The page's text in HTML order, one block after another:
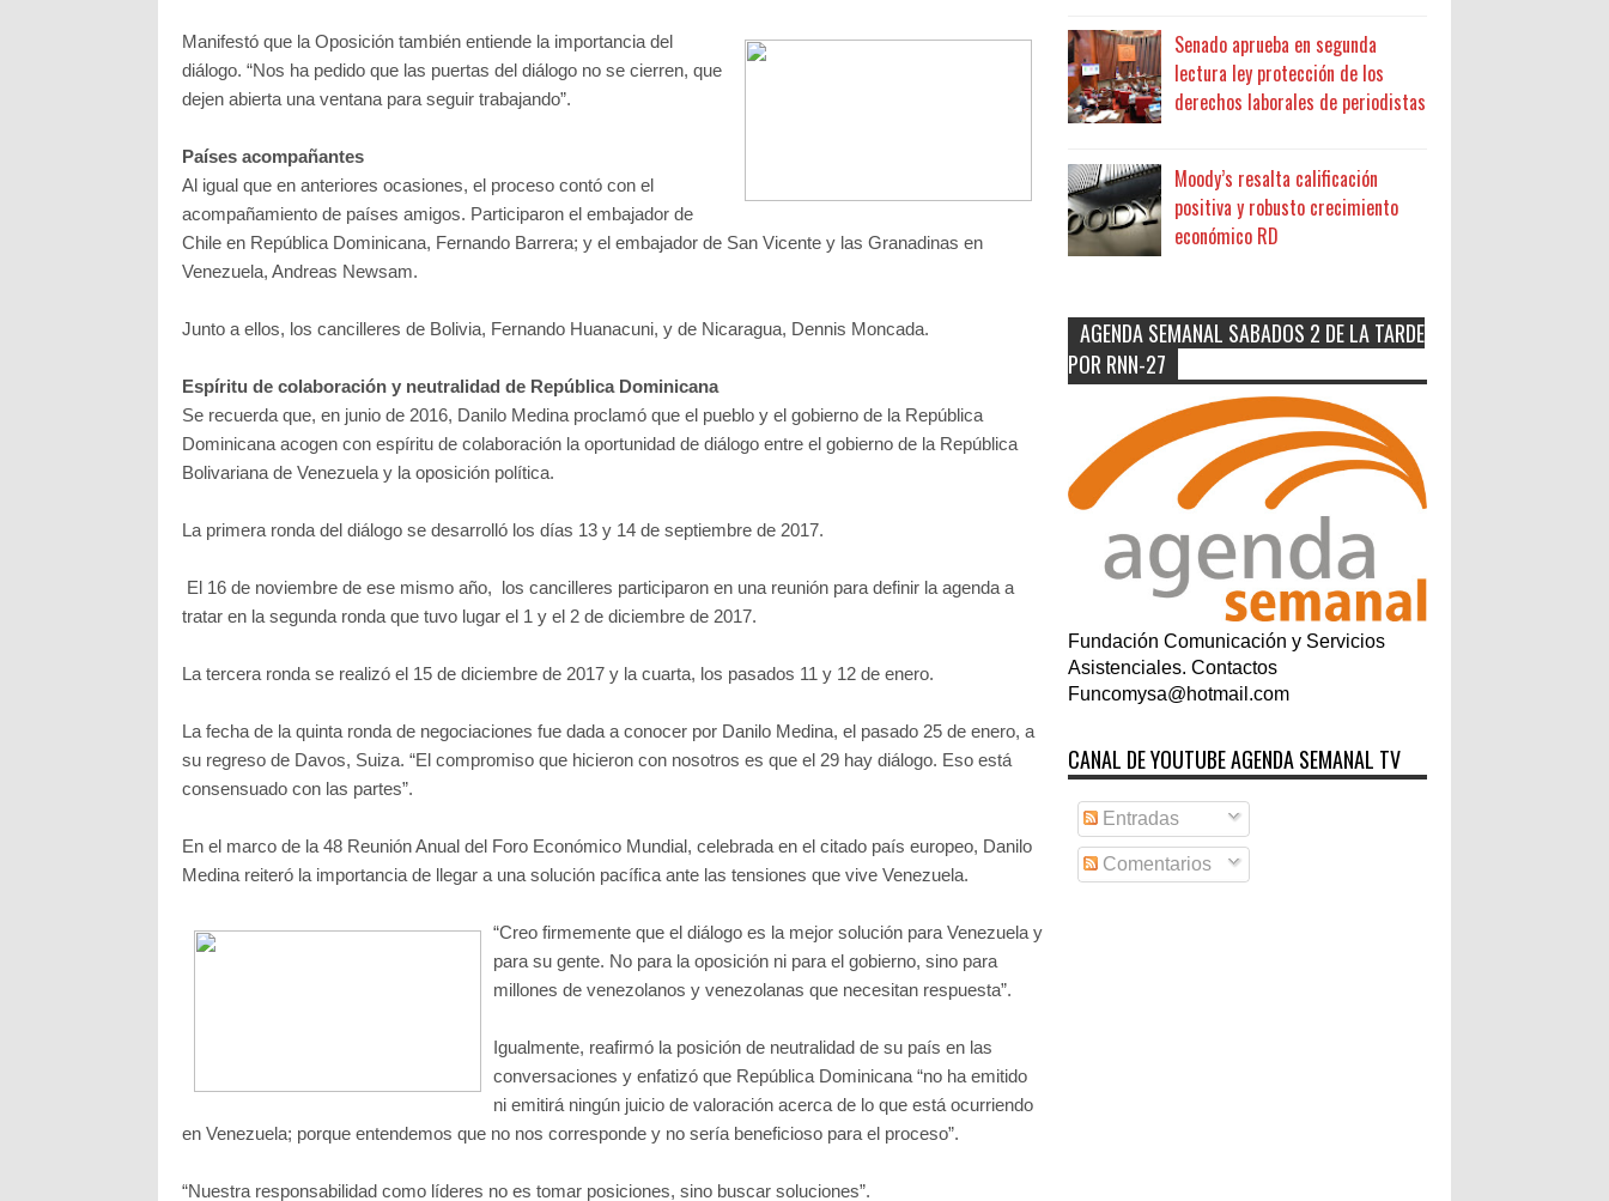
Manifestó que la Oposición también entiende la importancia del
diálogo. “Nos ha pedido que las puertas del diálogo no se cierren, que
dejen abierta una ventana para seguir trabajando”.
Países acompañantes
Al igual que en anteriores ocasiones, el proceso contó con el
acompañamiento de países amigos. Participaron el embajador de
Chile en República Dominicana, Fernando Barrera; y el embajador de San Vicente y las Granadinas en
Venezuela, Andreas Newsam.
Junto a ellos, los cancilleres de Bolivia, Fernando Huanacuni, y de Nicaragua, Dennis Moncada.
Espíritu de colaboración y neutralidad de República Dominicana
Se recuerda que, en junio de 2016, Danilo Medina proclamó que el pueblo y el gobierno de la República
Dominicana acogen con espíritu de colaboración la oportunidad de diálogo entre el gobierno de la República
Bolivariana de Venezuela y la oposición política.
La primera ronda del diálogo se desarrolló los días 13 y 14 de septiembre de 2017.
El 16 de noviembre de ese mismo año, los cancilleres participaron en una reunión para definir la agenda a
tratar en la segunda ronda que tuvo lugar el 1 y el 2 de diciembre de 2017.
La tercera ronda se realizó el 15 de diciembre de 2017 y la cuarta, los pasados 11 y 12 de enero.
La fecha de la quinta ronda de negociaciones fue dada a conocer por Danilo Medina, el pasado 25 de enero, a
su regreso de Davos, Suiza. “El compromiso que hicieron con nosotros es que el 29 hay diálogo. Eso está
consensuado con las partes”.
En el marco de la 48 Reunión Anual del Foro Económico Mundial, celebrada en el citado país europeo, Danilo
Medina reiteró la importancia de llegar a una solución pacífica ante las tensiones que vive Venezuela.
“Creo firmemente que el diálogo es la mejor solución para Venezuela y
para su gente. No para la oposición ni para el gobierno, sino para
millones de venezolanos y venezolanas que necesitan respuesta”.
Igualmente, reafirmó la posición de neutralidad de su país en las
conversaciones y enfatizó que República Dominicana “no ha emitido
ni emitirá ningún juicio de valoración acerca de lo que está ocurriendo
en Venezuela; porque entendemos que no nos corresponde y no sería beneficioso para el proceso”.
“Nuestra responsabilidad como líderes no es tomar posiciones, sino buscar soluciones”.
Senado aprueba en segunda
lectura ley protección de los
derechos laborales de periodistas
Moody’s resalta calificación
positiva y robusto crecimiento
económico RD
AGENDA SEMANAL SABADOS 2 DE LA TARDE
POR RNN-27
Fundación Comunicación y Servicios
Asistenciales. Contactos
Funcomysa@hotmail.com
CANAL DE YOUTUBE AGENDA SEMANAL TV
Entradas
Comentarios